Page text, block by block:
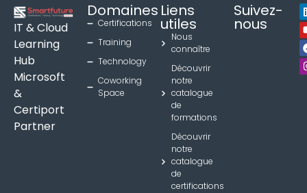
IT & Cloud
Learning
Hub
Microsoft
&
Certiport
Partner
Domaines
Certifications
Training
Technology
Coworking
Space
Liens
utiles
Nous
connaître
Découvrir
notre
catalogue
de
formations
Découvrir
notre
catalogue
de
certifications
Suivez-
nous